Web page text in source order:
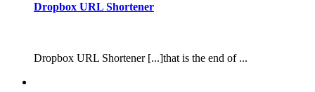
Dropbox URL Shortener
Dropbox URL Shortener [...]that is the end of ...